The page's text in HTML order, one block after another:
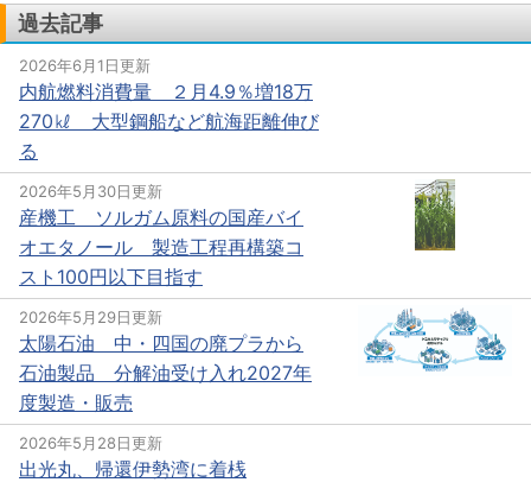
過去記事
2026年6月1日更新
内航燃料消費量 ２月4.9％増18万
270㎘ 大型鋼船など航海距離伸び
る
2026年5月30日更新
産機工 ソルガム原料の国産バイ
オエタノール 製造工程再構築コ
スト100円以下目指す
2026年5月29日更新
太陽石油 中・四国の廃プラから
石油製品 分解油受け入れ2027年
度製造・販売
2026年5月28日更新
出光丸、帰還伊勢湾に着桟